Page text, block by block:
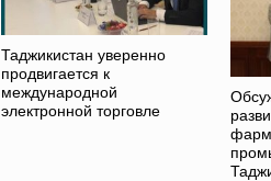
Таджикистан уверенно
продвигается к
международной
электронной торговле